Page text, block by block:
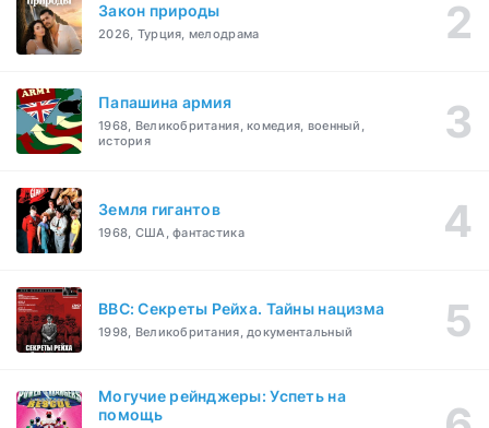
Закон природы
2026, Турция, мелодрама
Папашина армия
1968, Великобритания, комедия, военный,
история
Земля гигантов
1968, США, фантастика
BBC: Секреты Рейха. Тайны нацизма
1998, Великобритания, документальный
Могучие рейнджеры: Успеть на
помощь